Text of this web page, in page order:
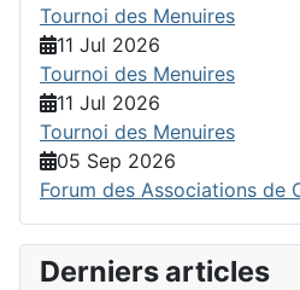
Tournoi des Menuires
11 Jul 2026
Tournoi des Menuires
11 Jul 2026
Tournoi des Menuires
05 Sep 2026
Forum des Associations de
Derniers articles